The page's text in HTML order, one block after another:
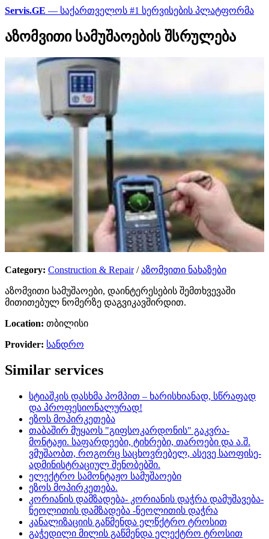
Servis.GE — საქართველოს #1 სერვისების პლატფორმა
აზომვითი სამუშაოების შსრულება
Category: Construction & Repair/აზომვითი ნახაზები
აზომვითი სამუშაოები, დაინტერესების შემთხვევაში
მითითებულ ნომერზე დაგვიკავშირდით.
Location: თბილისი
Provider: სანდრო
Similar services
სტიაშკის დასხმა პომპით – ხარისხიანად, სწრაფად
და პროფესიონალურად!
ეზოს მოპირკეთება
თაბაშირ მუყაოს "გიფსოკარდონის" გაკვრა-
მონტაჟი. საფარდეები, ტიხრები, თაროები და ა.შ.
ვმუშაობთ, როგორც საცხოვრებელ, ასევე საოფისე-
ადმინისტრაციულ შენობებში.
ელექტრო სამონტაჟო სამუშაოები
ეზოს მოპირკეთება.
კორიანის დამზადება- კორიანის დაჭრა დამუშავება-
ნეოლითის დამზადება -ნეოლითის დაჭრა
კანალიზაციის გაწმენდა ელწქტრო ტროსით
გაჭედილი მილის გაწმენდა ელექტრო ტროსით